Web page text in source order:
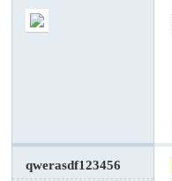
qwerasdf123456